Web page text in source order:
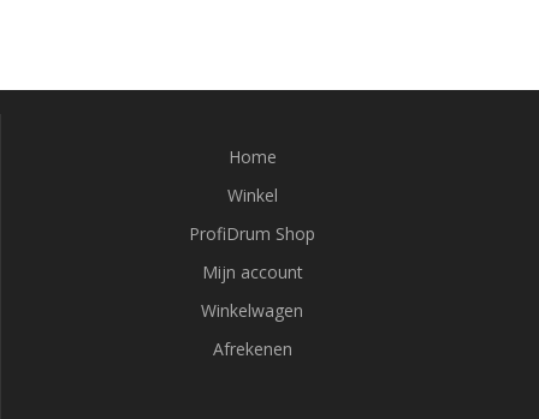
Home
Winkel
ProfiDrum Shop
Mijn account
Winkelwagen
Afrekenen